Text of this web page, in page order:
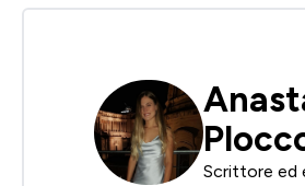
Scrittore ed